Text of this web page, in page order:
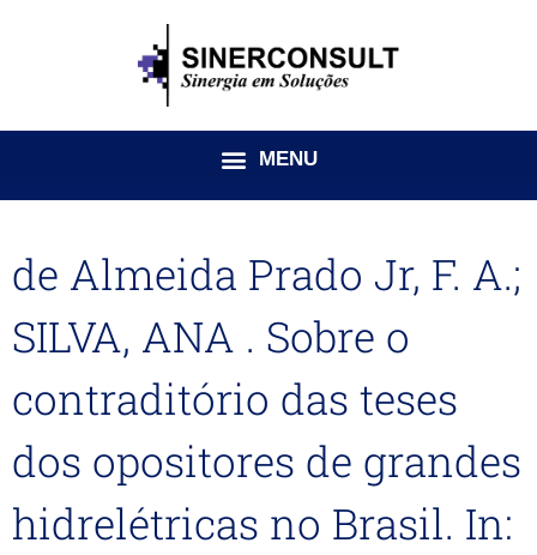
de Almeida Prado Jr, F. A.;
SILVA, ANA . Sobre o
contraditório das teses
dos opositores de grandes
hidrelétricas no Brasil. In: